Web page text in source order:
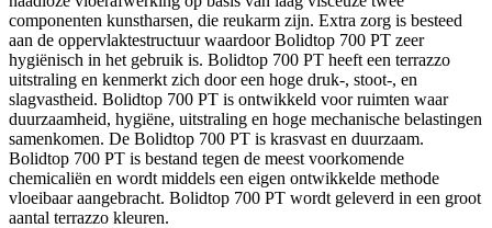
componenten kunstharsen, die reukarm zijn. Extra zorg is besteed
aan de oppervlaktestructuur waardoor Bolidtop 700 PT zeer
hygiënisch in het gebruik is. Bolidtop 700 PT heeft een terrazzo
uitstraling en kenmerkt zich door een hoge druk-, stoot-, en
slagvastheid. Bolidtop 700 PT is ontwikkeld voor ruimten waar
duurzaamheid, hygiëne, uitstraling en hoge mechanische belastingen
samenkomen. De Bolidtop 700 PT is krasvast en duurzaam.
Bolidtop 700 PT is bestand tegen de meest voorkomende
chemicaliën en wordt middels een eigen ontwikkelde methode
vloeibaar aangebracht. Bolidtop 700 PT wordt geleverd in een groot
aantal terrazzo kleuren.